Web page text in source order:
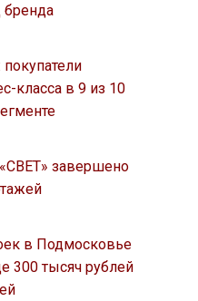
класса в 9 из 10
завершено
в Подмосковье
300 тысяч рублей